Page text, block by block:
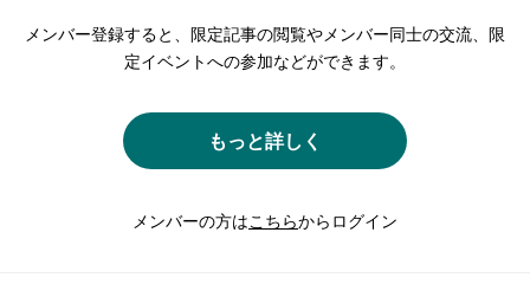
メンバー登録すると、限定記事の閲覧やメンバー同士の交流、限
定イベントへの参加などができます。
もっと詳しく
メンバーの方はこちらからログイン